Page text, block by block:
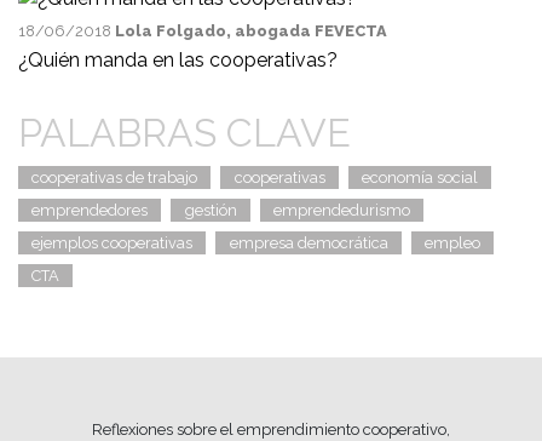
18/06/2018 Lola Folgado, abogada FEVECTA
¿Quién manda en las cooperativas?
PALABRAS CLAVE
cooperativas de trabajo cooperativas
economía social
emprendedores
gestión
emprendedurismo
ejemplos cooperativas
empresa democrática
empleo
CTA
Reflexiones sobre el emprendimiento cooperativo,